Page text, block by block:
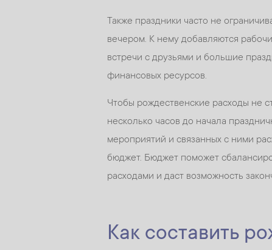
Также праздники часто не
вечером. К нему добавляются
встречи с друзьями и большие
финансовых ресурсов.
Чтобы рождественские расходы не
несколько часов до начала
мероприятий и связанных с ними
бюджет. Бюджет поможет
расходами и даст возможность
Как составить